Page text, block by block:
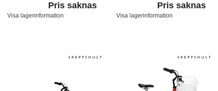
Pris saknas
Visa lagerinformation
Pris saknas
Visa lagerinformation